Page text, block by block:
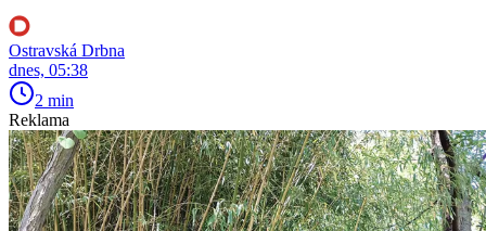
Ostravská Drbna
dnes, 05:38
2 min
Reklama